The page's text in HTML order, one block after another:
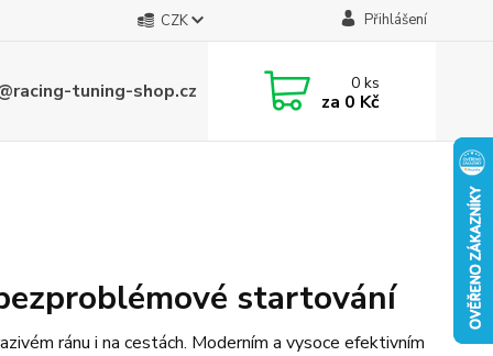
CZK Přihlášení
tuning-shop.cz 0ks
za 0 Kč
startování
ránu i na cestách. Moderním a vysoce efektivním